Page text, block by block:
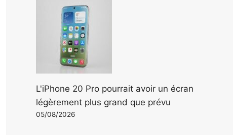
L'iPhone 20 Pro pourrait avoir un écran
légèrement plus grand que prévu
05/08/2026